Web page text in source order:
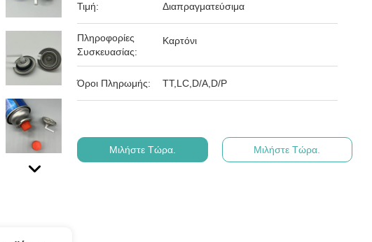
Τιμή: Διαπραγματεύσιμα
Πληροφορίες
Συσκευασίας:
Καρτόνι
Όροι Πληρωμής: ΤΤ,LC,D/A,D/P
Μιλήστε Τώρα. Μιλήστε Τώρα.